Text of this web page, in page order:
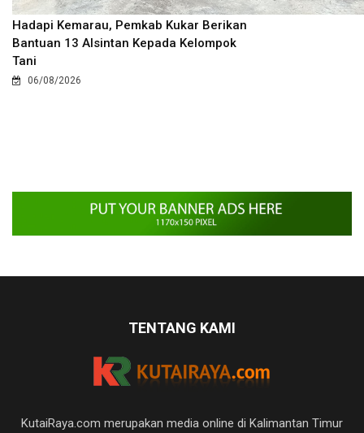
Hadapi Kemarau, Pemkab Kukar Berikan
Bantuan 13 Alsintan Kepada Kelompok
Tani
06/08/2026
TENTANG KAMI
KutaiRaya.com merupakan media online di Kalimantan Timur